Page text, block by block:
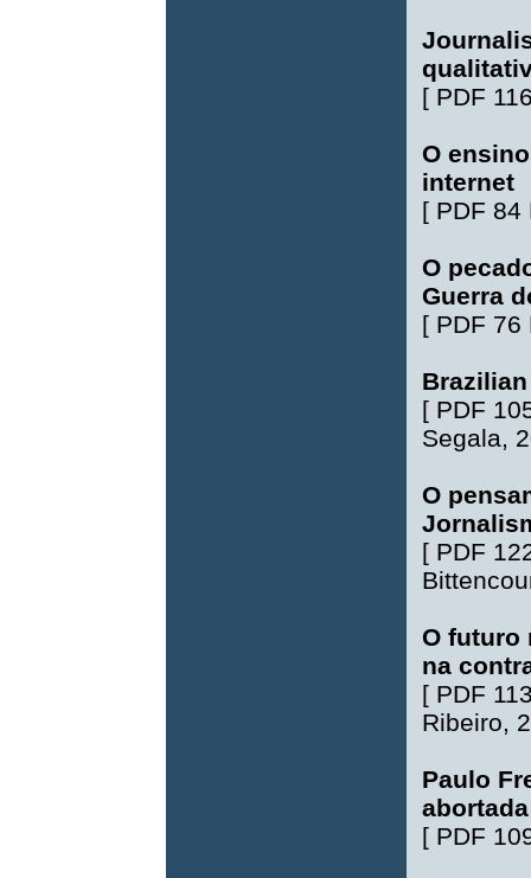
[ PDF
O
internet
[ PDF 84
O
Guerra
[ PDF 76
[ PDF
Segala,
O
[ PDF
O futuro
na
[ PDF
Ribeiro,
Paulo
abortada
[ PDF